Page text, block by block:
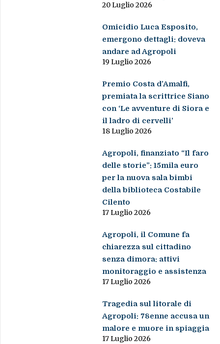
20 Luglio 2026
Omicidio Luca Esposito,
emergono dettagli: doveva
andare ad Agropoli
19 Luglio 2026
Premio Costa d’Amalfi,
premiata la scrittrice Siano
con ‘Le avventure di Siora e
il ladro di cervelli’
18 Luglio 2026
Agropoli, finanziato “Il faro
delle storie”: 15mila euro
per la nuova sala bimbi
della biblioteca Costabile
Cilento
17 Luglio 2026
Agropoli, il Comune fa
chiarezza sul cittadino
senza dimora: attivi
monitoraggio e assistenza
17 Luglio 2026
Tragedia sul litorale di
Agropoli: 78enne accusa un
malore e muore in spiaggia
17 Luglio 2026